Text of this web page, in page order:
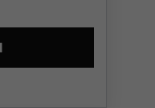
SDS-Plus.